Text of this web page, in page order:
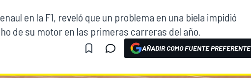
en la F1, reveló que un problema en una biela impidió
de su motor en las primeras carreras del año.
AÑADIR COMO FUENTE PREFERENTE